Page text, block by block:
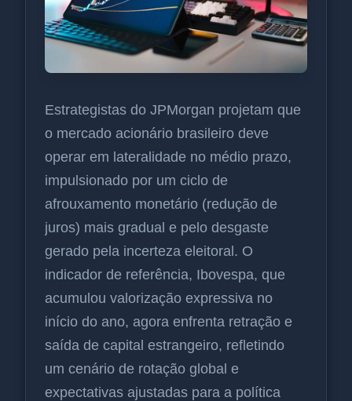
Estrategistas do JPMorgan projetam que
o mercado acionário brasileiro deve
operar em lateralidade no médio prazo,
impulsionado por um ciclo de
afrouxamento monetário (redução de
juros) mais gradual e pelo desgaste
gerado pela incerteza eleitoral. O
indicador de referência, Ibovespa, que
acumulou valorização expressiva no
início do ano, agora enfrenta retração e
saída de capital estrangeiro, refletindo
um cenário de rotação global e
expectativas ajustadas para a política